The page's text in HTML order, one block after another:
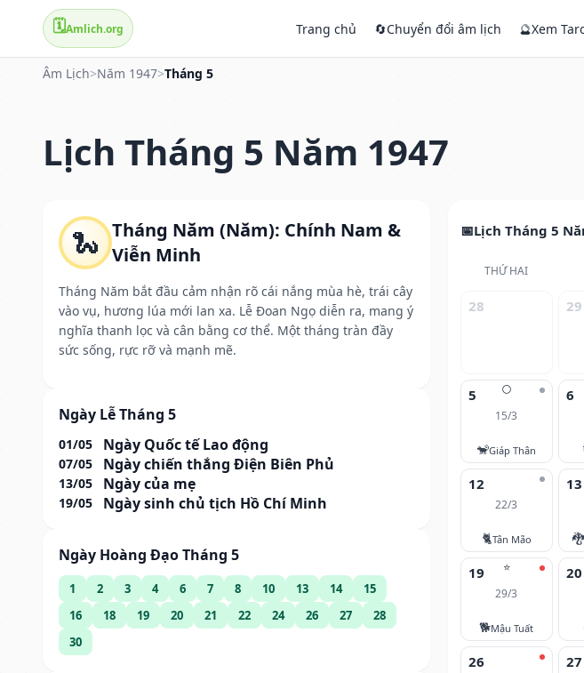
🗓️Amlich.org Trang chủ 🔄Chuyển đổi âm lịch 🔮Xem
Âm Lịch>Năm 1947>Tháng 5
Lịch Tháng 5 Năm 1947
🐍 Tháng Năm (Năm): Chính Nam &
Viễn Minh
Tháng Năm bắt đầu cảm nhận rõ cái nắng mùa hè, trái cây
vào vụ, hương lúa mới lan xa. Lễ Đoan Ngọ diễn ra, mang ý
nghĩa thanh lọc và cân bằng cơ thể. Một tháng tràn đầy
sức sống, rực rỡ và mạnh mẽ.
Ngày Lễ Tháng 5
01/05 Ngày Quốc tế Lao động
07/05 Ngày chiến thắng Điện Biên Phủ
13/05 Ngày của mẹ
19/05 Ngày sinh chủ tịch Hồ Chí Minh
Ngày Hoàng Đạo Tháng 5
1 2 3 4 6 7 8 10 13 14
15
16
18 19 20 21 22 24 26 27
28
30
Lịch Tháng 5
THỨ HAI
28 29
🌕
5
15/3
🐒Giáp Thân
6
12
22/3
🐈Tân Mão
13
🐉
⭐
19
29/3
🐕Mậu Tuất
20
26 27